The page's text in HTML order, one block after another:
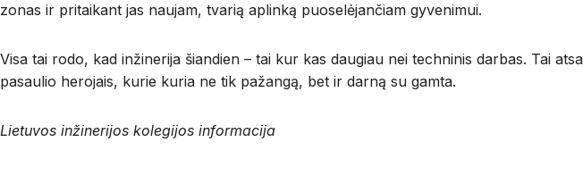
zonas ir pritaikant jas naujam, tvarią aplinką puoselėjančiam gyvenimui.
Visa tai rodo, kad inžinerija šiandien – tai kur kas daugiau nei techninis darbas. Tai
pasaulio herojais, kurie kuria ne tik pažangą, bet ir darną su gamta.
Lietuvos inžinerijos kolegijos informacija